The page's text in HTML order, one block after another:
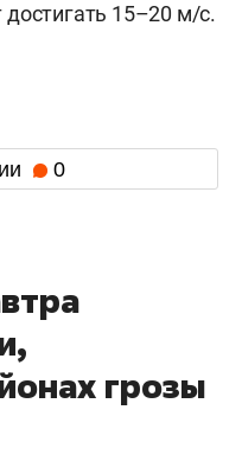
15–20 м/с.
0
грозы